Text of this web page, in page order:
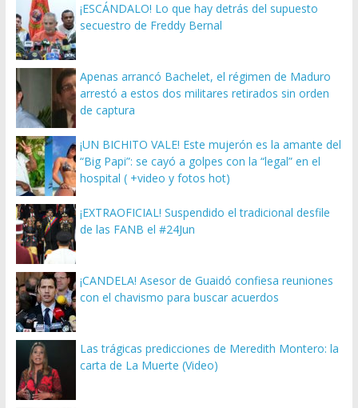
¡ESCÁNDALO! Lo que hay detrás del supuesto
secuestro de Freddy Bernal
Apenas arrancó Bachelet, el régimen de Maduro
arrestó a estos dos militares retirados sin orden
de captura
¡UN BICHITO VALE! Este mujerón es la amante del
“Big Papi”: se cayó a golpes con la “legal” en el
hospital ( +video y fotos hot)
¡EXTRAOFICIAL! Suspendido el tradicional desfile
de las FANB el #24Jun
¡CANDELA! Asesor de Guaidó confiesa reuniones
con el chavismo para buscar acuerdos
Las trágicas predicciones de Meredith Montero: la
carta de La Muerte (Video)